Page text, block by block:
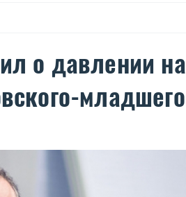
о давлении на
младшего